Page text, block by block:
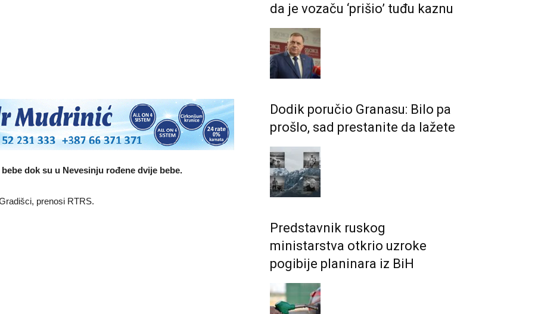
dok su u Nevesinju rođene dvije bebe.
prenosi RTRS.
da je vozaču ‘prišio’ tuđu kaznu
Dodik poručio Granasu: Bilo pa
prošlo, sad prestanite da lažete
Predstavnik ruskog
ministarstva otkrio uzroke
pogibije planinara iz BiH